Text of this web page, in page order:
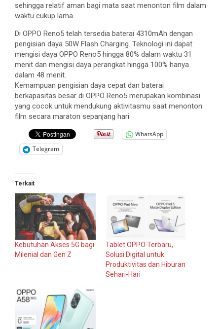
sehingga relatif aman bagi mata saat menonton film dalam
waktu cukup lama.
Di OPPO Reno5 telah tersedia baterai 4310mAh dengan
pengisian daya 50W Flash Charging. Teknologi ini dapat
mengisi daya OPPO Reno5 hingga 80% dalam waktu 31
menit dan mengisi daya perangkat hingga 100% hanya
dalam 48 menit.
Kemampuan pengisian daya cepat dan baterai
berkapasitas besar di OPPO Reno5 merupakan kombinasi
yang cocok untuk mendukung aktivitasmu saat menonton
film secara maraton sepanjang hari.
WhatsApp
Telegram
Terkait
Kebutuhan Akses 5G bagi
Milenial dan Gen Z
Tablet OPPO Terbaru,
Solusi Digital untuk
Produktivitas dan Hiburan
Sehari-Hari